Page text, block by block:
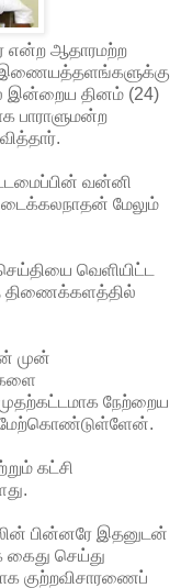
என்ற ஆதாரமற்ற
இணையத்தளங்களுக்கு
இன்றைய தினம் (24)
பாராளுமன்ற
வன்னி
மேலும்
வெளியிட்ட
திணைக்களத்தில்
முன்
நேற்றைய
மேற்கொண்டுள்ளேன்.
கட்சி
பின்னரே இதனுடன்
செய்து
குற்றவிசாரணைப்